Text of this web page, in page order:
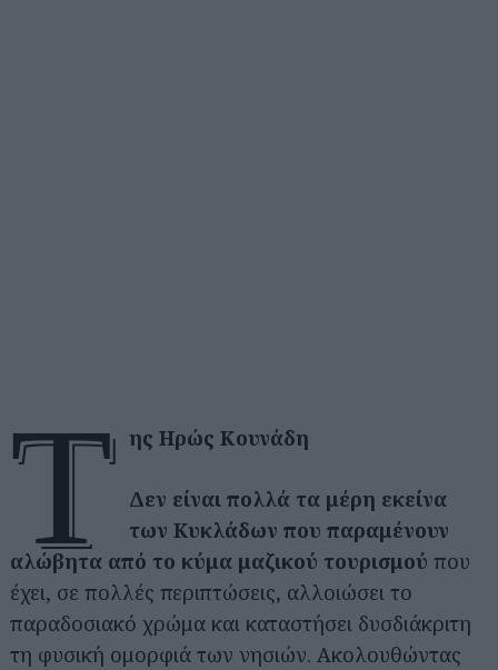
τ ης Ηρώς Κουνάδη
Δεν είναι πολλά τα μέρη εκείνα
των Κυκλάδων που παραμένουν
αλώβητα από το κύμα μαζικού τουρισμού που
έχει, σε πολλές περιπτώσεις, αλλοιώσει το
παραδοσιακό χρώμα και καταστήσει δυσδιάκριτη
τη φυσική ομορφιά των νησιών. Ακολουθώντας